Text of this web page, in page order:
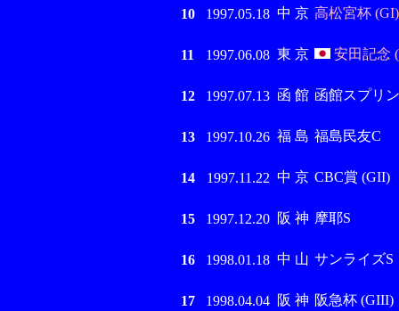
10 1997.05.18 中 京 高松宮杯 (GI)
11 1997.06.08 東 京 安田記念
12 1997.07.13 函 館 函館スプリ
13 1997.10.26 福 島 福島民友C
14 1997.11.22 中 京 CBC賞 (GII)
15 1997.12.20 阪 神 摩耶S
16 1998.01.18 中 山 サンライズS
17 1998.04.04 阪 神 阪急杯 (GIII)